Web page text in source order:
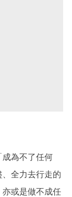
為不了任何
全力去行走的
或是做不成任